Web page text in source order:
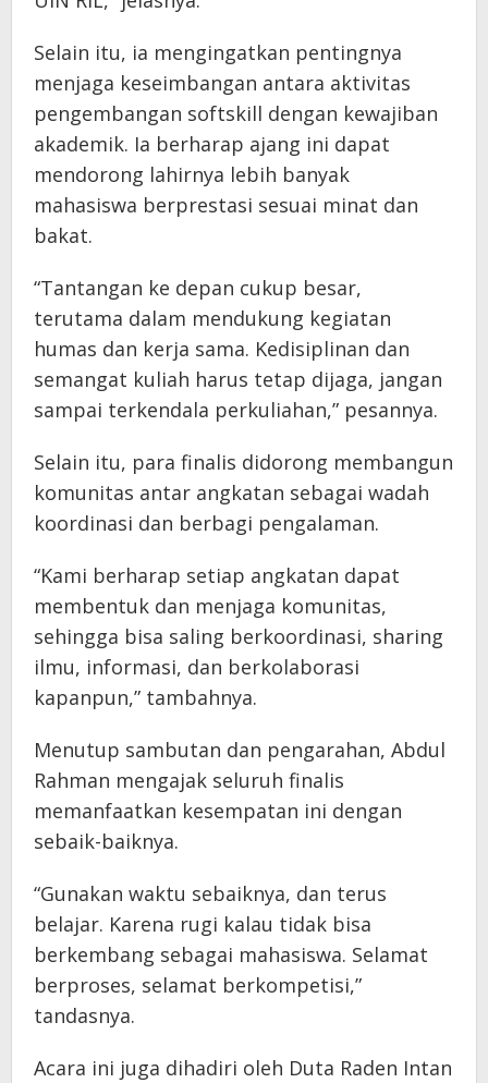
Selain itu, ia mengingatkan pentingnya
menjaga keseimbangan antara aktivitas
pengembangan softskill dengan kewajiban
akademik. Ia berharap ajang ini dapat
mendorong lahirnya lebih banyak
mahasiswa berprestasi sesuai minat dan
bakat.
“Tantangan ke depan cukup besar,
terutama dalam mendukung kegiatan
humas dan kerja sama. Kedisiplinan dan
semangat kuliah harus tetap dijaga, jangan
sampai terkendala perkuliahan,” pesannya.
Selain itu, para finalis didorong membangun
komunitas antar angkatan sebagai wadah
koordinasi dan berbagi pengalaman.
“Kami berharap setiap angkatan dapat
membentuk dan menjaga komunitas,
sehingga bisa saling berkoordinasi, sharing
ilmu, informasi, dan berkolaborasi
kapanpun,” tambahnya.
Menutup sambutan dan pengarahan, Abdul
Rahman mengajak seluruh finalis
memanfaatkan kesempatan ini dengan
sebaik-baiknya.
“Gunakan waktu sebaiknya, dan terus
belajar. Karena rugi kalau tidak bisa
berkembang sebagai mahasiswa. Selamat
berproses, selamat berkompetisi,”
tandasnya.
Acara ini juga dihadiri oleh Duta Raden Intan